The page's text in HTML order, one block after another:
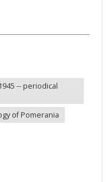
-- periodical
of Pomerania